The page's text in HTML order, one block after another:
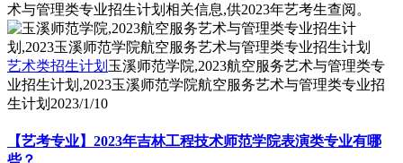
术与管理类专业招生计划相关信息,供2023年艺考生查阅。
艺术类招生计划 玉溪师范学院,2023航空服务艺术与管理类专
业招生计划,2023玉溪师范学院航空服务艺术与管理类专业招
生计划 2023/1/10
【艺考专业】2023年吉林工程技术师范学院表演类专业有哪